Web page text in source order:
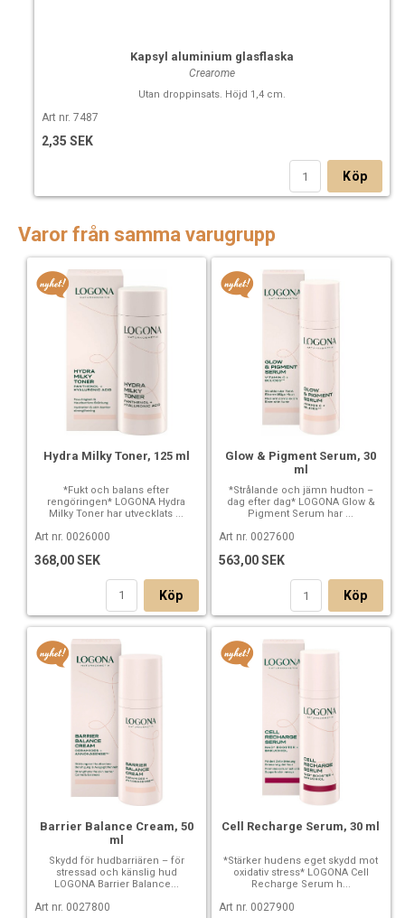
Kapsyl aluminium glasflaska
Crearome
Utan droppinsats. Höjd 1,4 cm.
Art nr. 7487
2,35 SEK
Köp
Varor från samma varugrupp
Hydra Milky Toner, 125 ml
*Fukt och balans efter
rengöringen* LOGONA Hydra
Milky Toner har utvecklats ...
Art nr. 0026000
368,00 SEK
Köp
Glow & Pigment Serum, 30
ml
*Strålande och jämn hudton –
dag efter dag* LOGONA Glow &
Pigment Serum har ...
Art nr. 0027600
563,00 SEK
Köp
Barrier Balance Cream, 50
ml
Skydd för hudbarriären – för
stressad och känslig hud
LOGONA Barrier Balance...
Art nr. 0027800
Cell Recharge Serum, 30 ml
*Stärker hudens eget skydd mot
oxidativ stress* LOGONA Cell
Recharge Serum h...
Art nr. 0027900